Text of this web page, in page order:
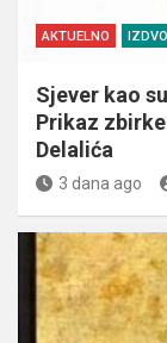
AKTUELNO
Sjever kao
Prikaz
Delalića
3 dana ago